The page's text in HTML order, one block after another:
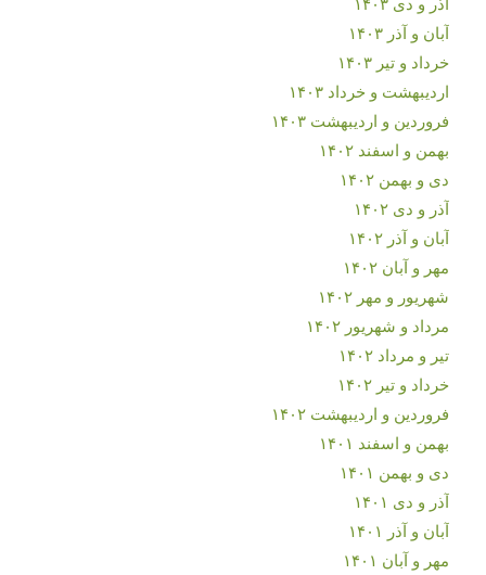
آبان و آذر ۱۴۰۳
خرداد و تیر ۱۴۰۳
اردیبهشت و خرداد ۱۴۰۳
فروردین و اردیبهشت ۱۴۰۳
بهمن و اسفند ۱۴۰۲
دی و بهمن ۱۴۰۲
آذر و دی ۱۴۰۲
آبان و آذر ۱۴۰۲
مهر و آبان ۱۴۰۲
شهریور و مهر ۱۴۰۲
مرداد و شهریور ۱۴۰۲
تیر و مرداد ۱۴۰۲
خرداد و تیر ۱۴۰۲
فروردین و اردیبهشت ۱۴۰۲
بهمن و اسفند ۱۴۰۱
دی و بهمن ۱۴۰۱
آذر و دی ۱۴۰۱
آبان و آذر ۱۴۰۱
مهر و آبان ۱۴۰۱